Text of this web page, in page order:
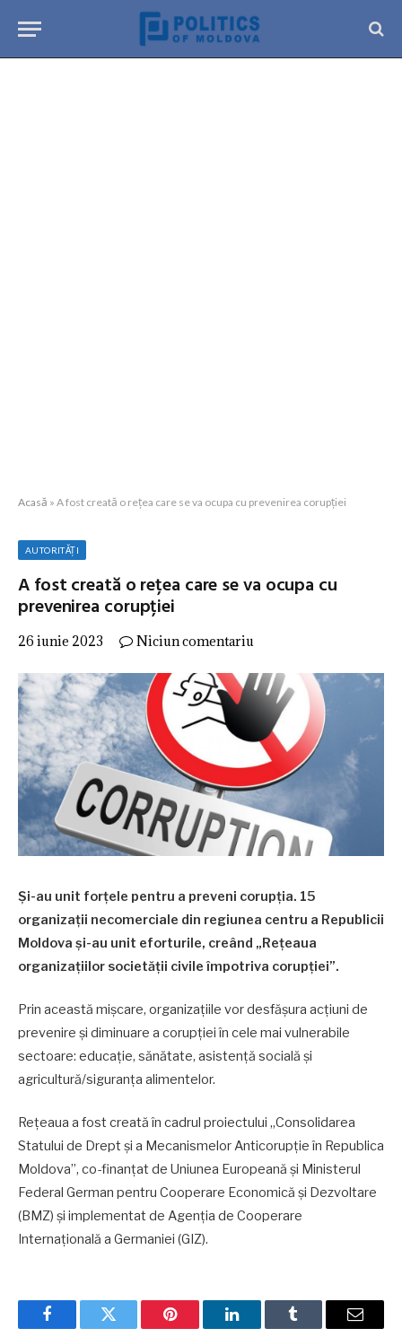
Acasă » A fost creată o rețea care se va ocupa cu prevenirea corupției
AUTORITĂȚI
A fost creată o rețea care se va ocupa cu
prevenirea corupției
26 iunie 2023 Niciun comentariu
Și-au unit forțele pentru a preveni corupția. 15
organizații necomerciale din regiunea centru a Republicii
Moldova și-au unit eforturile, creând „Rețeaua
organizațiilor societății civile împotriva corupției”.
Prin această mișcare, organizațiile vor desfășura acțiuni de
prevenire și diminuare a corupției în cele mai vulnerabile
sectoare: educație, sănătate, asistență socială și
agricultură/siguranța alimentelor.
Rețeaua a fost creată în cadrul proiectului „Consolidarea
Statului de Drept și a Mecanismelor Anticorupție în Republica
Moldova”, co-finanțat de Uniunea Europeană și Ministerul
Federal German pentru Cooperare Economică și Dezvoltare
(BMZ) și implementat de Agenția de Cooperare
Internațională a Germaniei (GIZ).
FacebookTwitter Pinterest LinkedInTumblr Email